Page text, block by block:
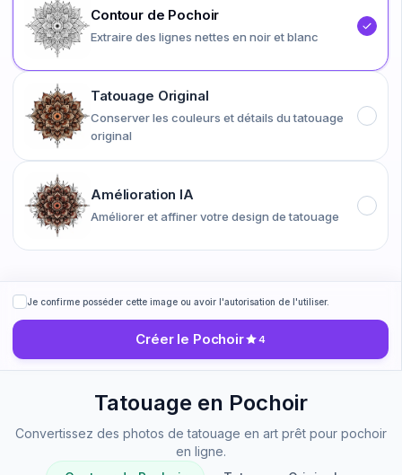
Contour de Pochoir
Extraire des lignes nettes en noir et blanc
Tatouage Original
Conserver les couleurs et détails du tatouage
original
Amélioration IA
Améliorer et affiner votre design de tatouage
Je confirme posséder cette image ou avoir l'autorisation de l'utiliser.
Créer le Pochoir 4
Tatouage en Pochoir
Convertissez des photos de tatouage en art prêt pour pochoir
en ligne.